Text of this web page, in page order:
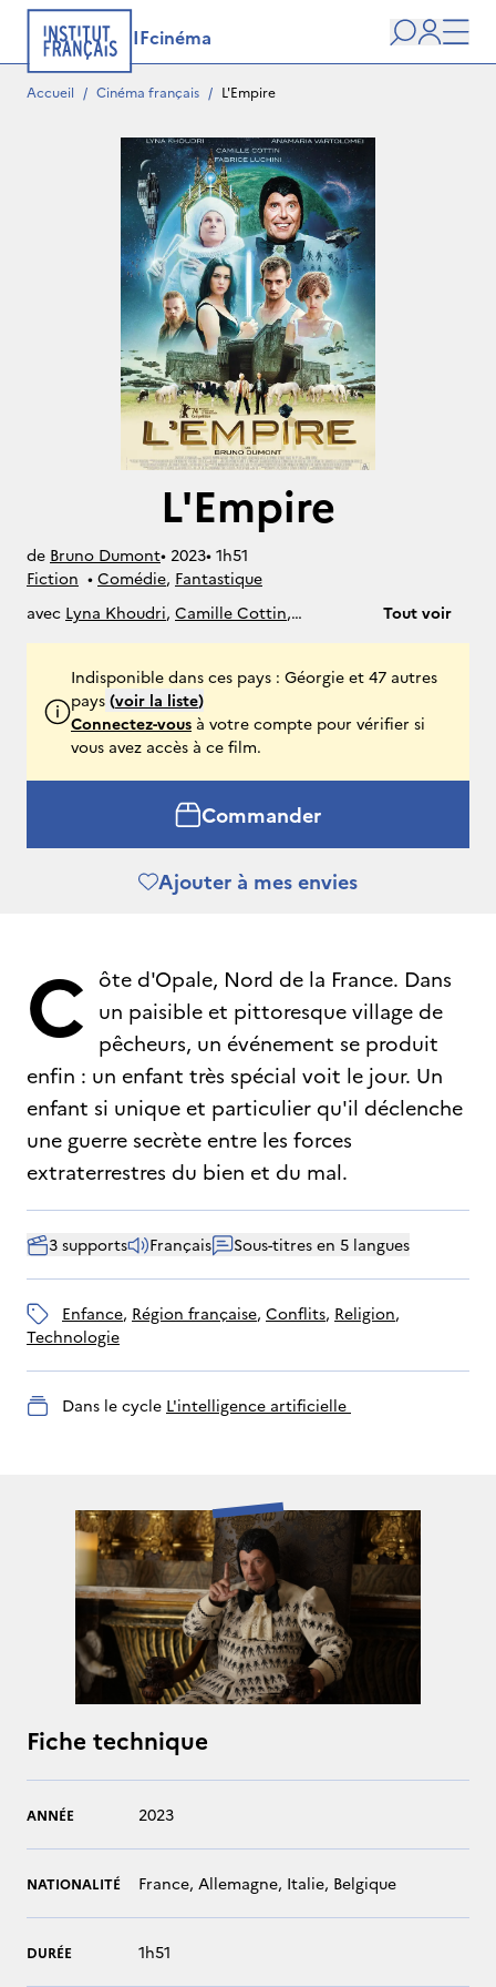
IFcinéma
user
Accueil / Cinéma français / L'Empire
L'Empire
de Bruno Dumont• 2023• 1h51
Fiction • Comédie, Fantastique
avec Lyna Khoudri, Camille Cottin,
Tout voir
Indisponible dans ces pays : Géorgie et 47 autres
pays (voir la liste)
Connectez-vous à votre compte pour vérifier si
vous avez accès à ce film.
Commander
Ajouter à mes envies
C ôte d'Opale, Nord de la France. Dans
un paisible et pittoresque village de
pêcheurs, un événement se produit
enfin : un enfant très spécial voit le jour. Un
enfant si unique et particulier qu'il déclenche
une guerre secrète entre les forces
extraterrestres du bien et du mal.
3 supports Français Sous-titres en 5 langues
enfance, région française, conflits, religion,
technologie
Dans le cycle L'intelligence artificielle
Fiche technique
ANNÉE 2023
NATIONALITÉ France, Allemagne, Italie, Belgique
DURÉE 1h51